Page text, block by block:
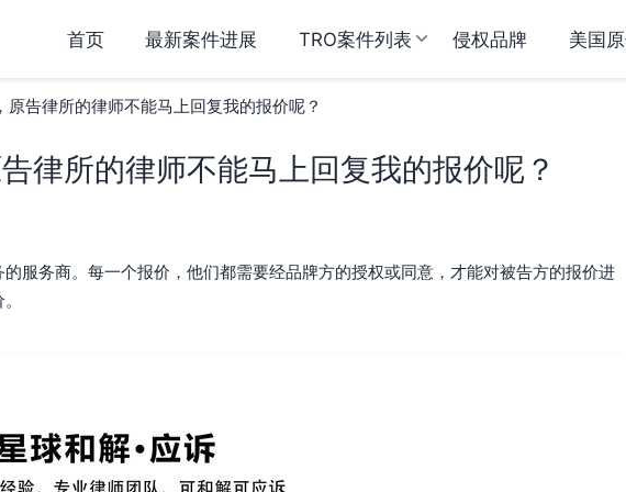
首页 最新案件进展 TRO案件列表 侵权品牌 美国
原告律所的律师不能马上回复我的报价呢？
律所的律师不能马上回复我的报价呢？
服务商。每一个报价，他们都需要经品牌方的授权或同意，才能对被告方的报价进